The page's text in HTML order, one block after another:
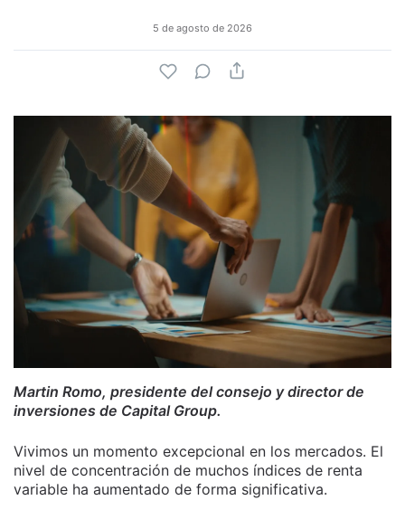
5 de agosto de 2026
Martin Romo, presidente del consejo y director de
inversiones de Capital Group.
Vivimos un momento excepcional en los mercados. El
nivel de concentración de muchos índices de renta
variable ha aumentado de forma significativa.